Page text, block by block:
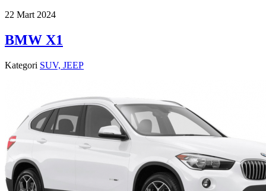
22 Mart 2024
BMW X1
Kategori SUV, JEEP